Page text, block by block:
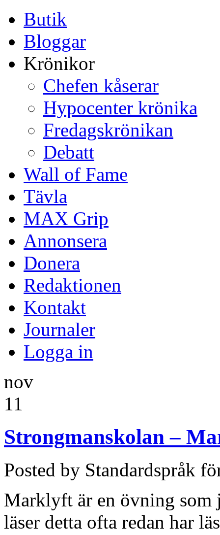
Butik
Bloggar
Krönikor
Chefen kåserar
Hypocenter krönika
Fredagskrönikan
Debatt
Wall of Fame
Tävla
MAX Grip
Annonsera
Donera
Redaktionen
Kontakt
Journaler
Logga in
nov
11
Strongmanskolan –
Posted by Standardspråk
Marklyft är en övning som
läser detta ofta redan har